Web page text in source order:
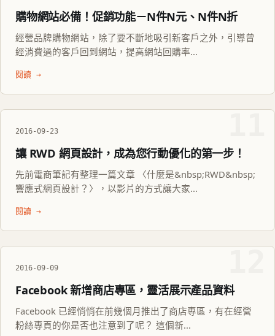
購物網站必備！促銷功能－N件N元、N件N折
經營品牌購物網站，除了要不斷地吸引新客戶之外，引導曾
經消費過的客戶回到網站，提高網站回購率...
閱讀 →
2016-09-23
讓 RWD 網頁設計，成為您行動優化的第一步！
先前電商筆記有整理一篇文章 〈什麼是&nbsp;RWD&nbsp;
響應式網頁設計？〉，以影片的方式讓大家...
閱讀 →
2016-09-09
Facebook 新增商店專區，靈活展示產品資料
Facebook 已經悄悄在前幾個月推出了商店專區，有在經營
粉絲專頁的你是否也注意到了呢？ 這個新...